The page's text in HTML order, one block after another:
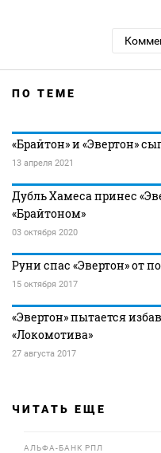
ПО ТЕМЕ
«Брайтон» и «Эвертон»
13 апреля 2021
Дубль Хамеса принес
«Брайтоном»
03 октября 2020
Руни спас «Эвертон» от
15 октября 2017
«Эвертон» пытается
«Локомотива»
27 августа 2017
ЧИТАТЬ ЕЩЕ
АЛЬФА-БАНК РПЛ